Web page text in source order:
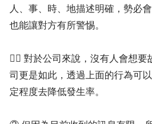
人、事、時、地描述明確，勢必
也能讓對方有所警惕。
✍🏻 對於公司來說，沒有人會想
司更是如此，透過上面的行為可
定程度去降低發生率。